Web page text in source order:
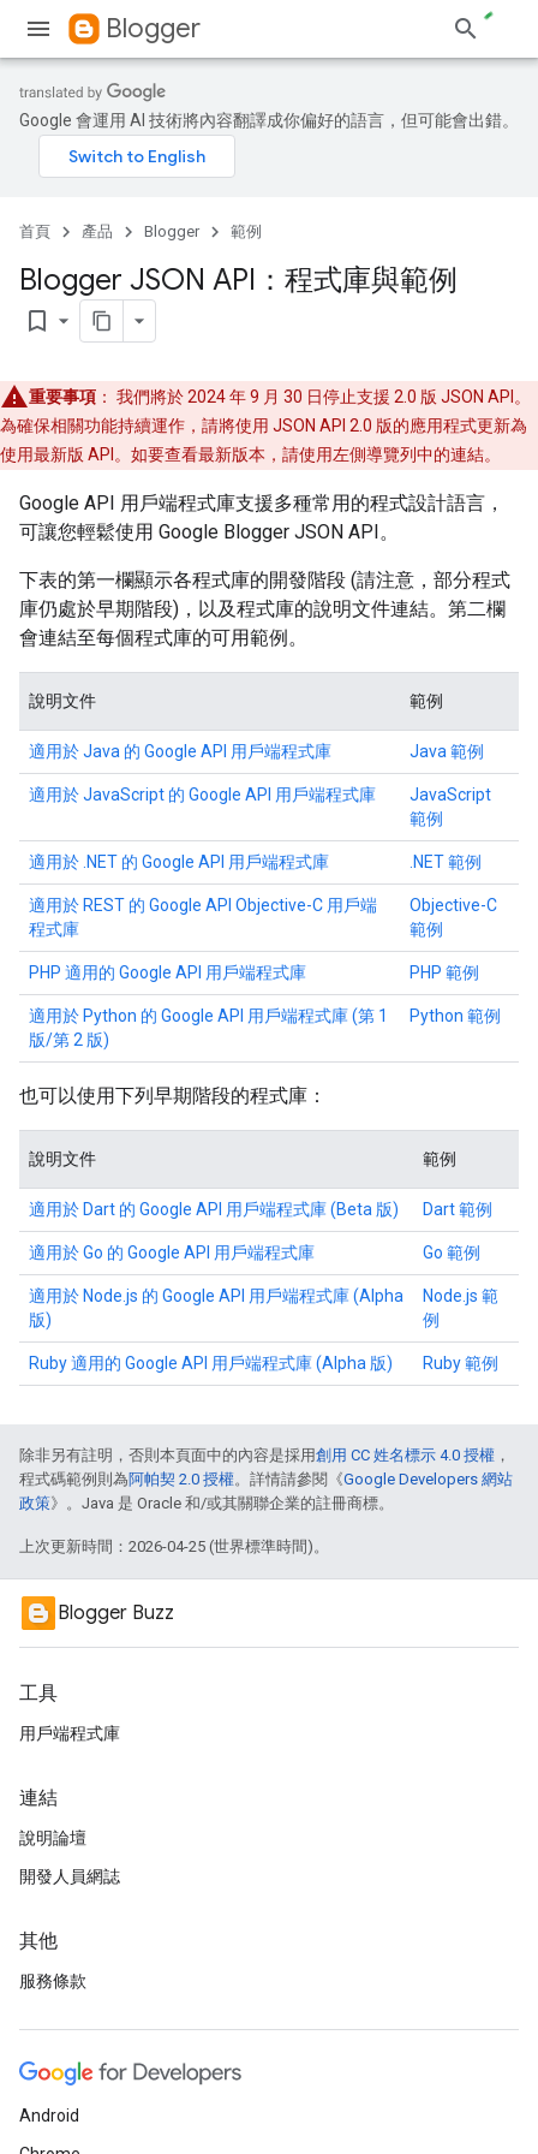
Blogger
Google 會運用 AI 技術將內容翻譯成你偏好的語言，但可能會出錯。
首頁 產品 Blogger 範例
Blogger JSON API：程式庫與範例
bookmark_border
重要事項 ： 我們將於 2024 年 9 月 30 日停止支援 2.0 版 JSON API。
為確保相關功能持續運作，請將使用 JSON API 2.0 版的應用程式更新為
使用最新版 API。如要查看最新版本，請使用左側導覽列中的連結。
Google API 用戶端程式庫支援多種常用的程式設計語言，
可讓您輕鬆使用 Google Blogger JSON API。
下表的第一欄顯示各程式庫的開發階段 (請注意，部分程式
庫仍處於早期階段)，以及程式庫的說明文件連結。第二欄
會連結至每個程式庫的可用範例。
說明文件 範例
適用於 Java 的 Google API 用戶端程式庫 Java 範例
適用於 JavaScript 的 Google API 用戶端程式庫
JavaScript
範例
適用於 .NET 的 Google API 用戶端程式庫 .NET 範例
適用於 REST 的 Google API Objective-C 用戶端
程式庫
Objective-C
範例
PHP 適用的 Google API 用戶端程式庫 PHP 範例
適用於 Python 的 Google API 用戶端程式庫 (第 1
版/第 2 版)
Python 範例
也可以使用下列早期階段的程式庫：
說明文件 範例
適用於 Dart 的 Google API 用戶端程式庫 (Beta 版) Dart 範例
適用於 Go 的 Google API 用戶端程式庫 Go 範例
適用於 Node.js 的 Google API 用戶端程式庫 (Alpha
版)
Node.js 範
例
Ruby 適用的 Google API 用戶端程式庫 (Alpha 版) Ruby 範例
除非另有註明，否則本頁面中的內容是採用創用 CC 姓名標示 4.0 授權 ，
程式碼範例則為阿帕契 2.0 授權。詳情請參閱《Google Developers 網站
政策》。Java 是 Oracle 和/或其關聯企業的註冊商標。
上次更新時間：2026-04-25 (世界標準時間)。
Blogger Buzz
工具
用戶端程式庫
連結
說明論壇
開發人員網誌
其他
服務條款
Android